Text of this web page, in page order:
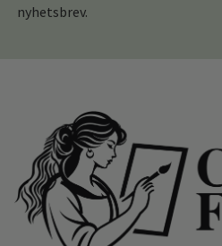
nyhetsbrev.